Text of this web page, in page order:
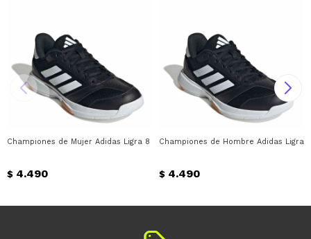
Championes de Mujer Adidas Ligra 8 Adidas - Negro - Blanco
$ 4.490
Championes de Hombre Adidas Ligra
$ 4.490